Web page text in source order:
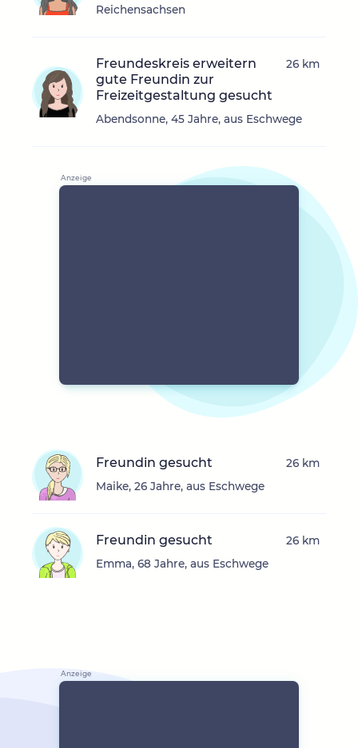
Reichensachsen
Freundeskreis erweitern
gute Freundin zur
Freizeitgestaltung gesucht
Abendsonne, 45 Jahre, aus Eschwege
26 km
Freundin gesucht
Maike, 26 Jahre, aus Eschwege
26 km
Freundin gesucht
Emma, 68 Jahre, aus Eschwege
26 km